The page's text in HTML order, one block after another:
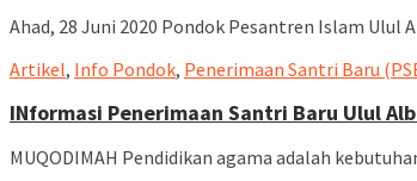
Ahad, 28 Juni 2020 Pondok Pesantren Islam
Artikel, Info Pondok, Penerimaan Santri Baru
INformasi Penerimaan Santri Baru Ulul
MUQODIMAH Pendidikan agama adalah